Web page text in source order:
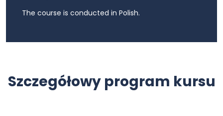
The course is conducted in Polish.
Szczegółowy program kursu